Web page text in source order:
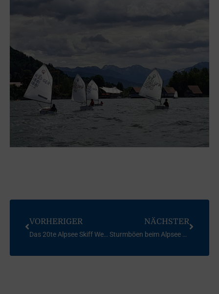
VORHERIGER
Das 20te Alpsee Skiff Weekend fand leider ohne 29er Beteiligung statt
NÄCHSTER
Sturmböen beim Alpsee Skiff-Weekend